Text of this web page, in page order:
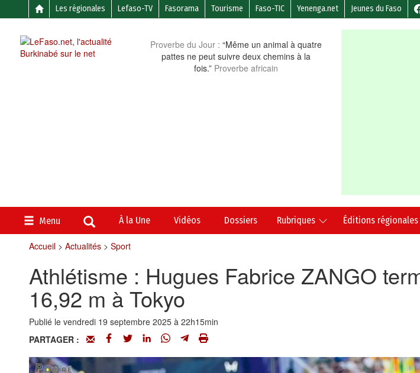
Les régionales Lefaso-TV Fasorama Tourisme Faso-TIC Yenenga.net Jeunes du Faso
Proverbe du Jour : “Même un animal à quatre
pattes ne peut suivre deux chemins à la
fois.” Proverbe africain
Menu À la Une Vidéos Dossiers Rubriques Éditions régionales
Accueil> Actualités> Sport
Athlétisme : Hugues Fabrice ZANGO
16,92 m à Tokyo
Publié le vendredi 19 septembre 2025 à 22h15min
PARTAGER :